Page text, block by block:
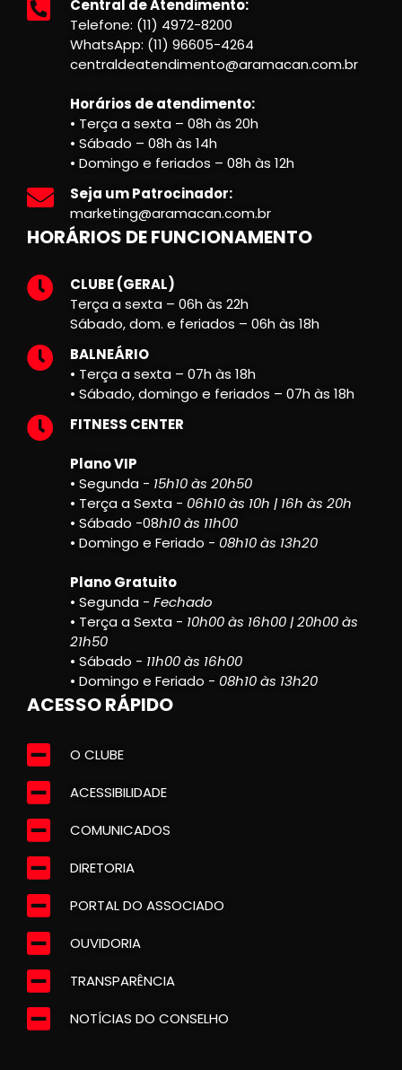
Central de Atendimento:
Telefone: (11) 4972-8200
WhatsApp: (11) 96605-4264
centraldeatendimento@aramacan.com.br
Horários de atendimento:
• Terça a sexta – 08h às 20h
• Sábado – 08h às 14h
• Domingo e feriados – 08h às 12h
Seja um Patrocinador:
marketing@aramacan.com.br
HORÁRIOS DE FUNCIONAMENTO
CLUBE (GERAL)
Terça a sexta – 06h às 22h
Sábado, dom. e feriados – 06h às 18h
BALNEÁRIO
• Terça a sexta – 07h às 18h
• Sábado, domingo e feriados – 07h às 18h
FITNESS CENTER
Plano VIP
• Segunda - 15h10 às 20h50
• Terça a Sexta - 06h10 às 10h | 16h às 20h
• Sábado -08h10 às 11h00
• Domingo e Feriado - 08h10 às 13h20
Plano Gratuito
• Segunda - Fechado
• Terça a Sexta - 10h00 às 16h00 | 20h00 às
21h50
• Sábado - 11h00 às 16h00
• Domingo e Feriado - 08h10 às 13h20
ACESSO RÁPIDO
O CLUBE
ACESSIBILIDADE
COMUNICADOS
DIRETORIA
PORTAL DO ASSOCIADO
OUVIDORIA
TRANSPARÊNCIA
NOTÍCIAS DO CONSELHO